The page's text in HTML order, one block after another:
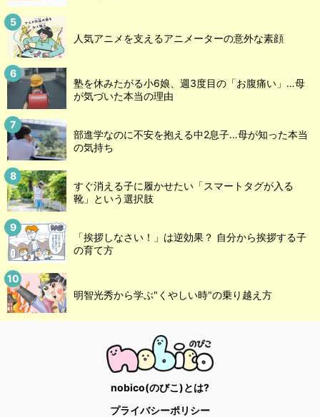
人気アニメを支えるアニメーターの意外な素顔
塾を休みたがる小6娘、週3度目の「お腹痛い」…母
が気づいた本当の理由
部進学なのに不安を抱える中2息子…母が知った本当
の気持ち
すぐ消える子に履かせたい「スマートタグが入る
靴」という選択肢
「挨拶しなさい！」は逆効果？ 自分から挨拶する子
の育て方
明智光秀から学ぶ"くやしい時"の乗り越え方
nobico(のびこ)とは?
プライバシーポリシー